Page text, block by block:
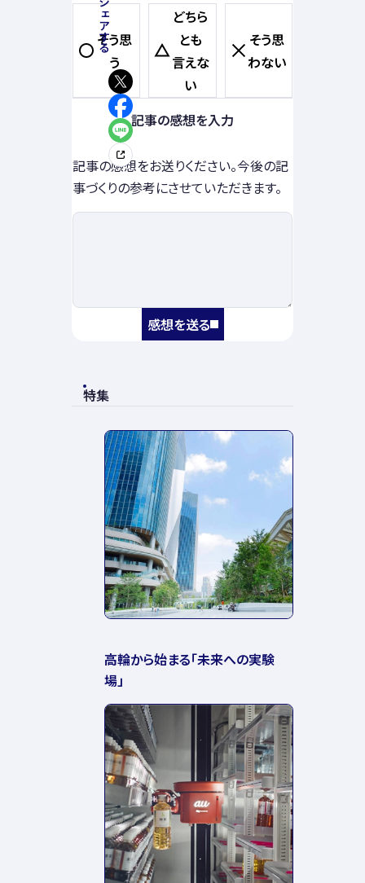
そう思
う
どちら
とも
言えな
い
そう思
わない
記事の感想を入力
記事の感想をお送りください。今後の記
事づくりの参考にさせていただきます。
感想を送る
特集
高輪から始まる「未来への実験
場」